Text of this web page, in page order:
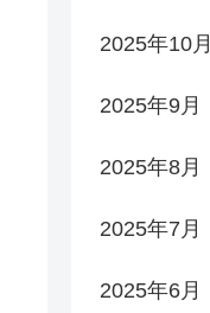
2025年10月
2025年9月
2025年8月
2025年7月
2025年6月